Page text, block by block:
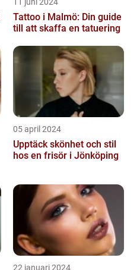
Tattoo i Malmö: Din guide
till att skaffa en tatuering
05 april 2024
Upptäck skönhet och stil
hos en frisör i Jönköping
22 januari 2024